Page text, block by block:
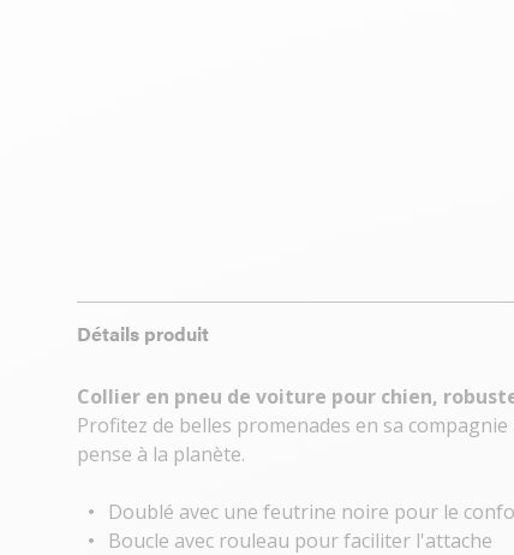
Détails produit
Collier en pneu de voiture pour chien,
Profitez de belles promenades en sa
pense à la planète.
Doublé avec une feutrine noire pour le
Boucle avec rouleau pour faciliter l'attache